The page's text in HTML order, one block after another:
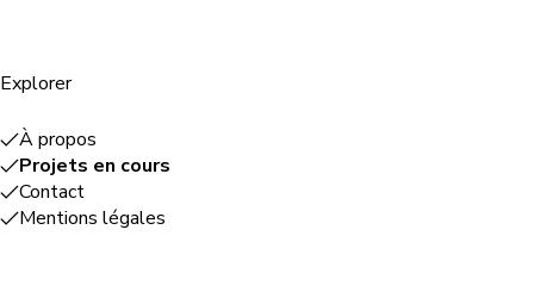
Explorer
À propos
Projets en cours
Contact
Mentions légales